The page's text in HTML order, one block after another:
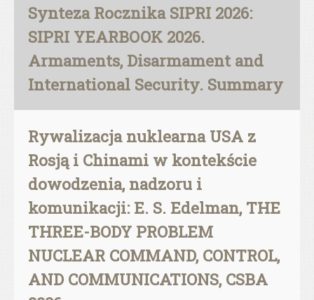
Synteza Rocznika SIPRI 2026:
SIPRI YEARBOOK 2026.
Armaments, Disarmament and
International Security. Summary
Rywalizacja nuklearna USA z
Rosją i Chinami w kontekście
dowodzenia, nadzoru i
komunikacji: E. S. Edelman, THE
THREE-BODY PROBLEM
NUCLEAR COMMAND, CONTROL,
AND COMMUNICATIONS, CSBA